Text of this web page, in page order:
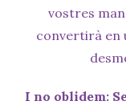
vostres
convertirà en
I no oblidem: